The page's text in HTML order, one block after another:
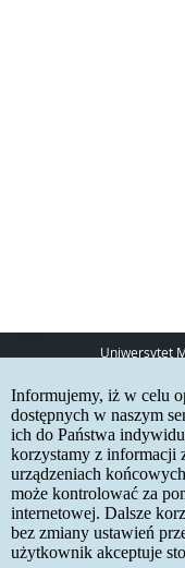
Uniwersytet
20-031
www:
IRK
Informujemy, iż w celu
dostępnych w naszym
ich do Państwa
korzystamy z informacji
urządzeniach
może kontrolować za
internetowej. Dalsze
bez zmiany ustawień
użytkownik akceptuje